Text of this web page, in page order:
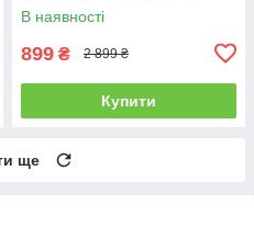
В наявності
899 ₴ 2 899 ₴
Купити
ще